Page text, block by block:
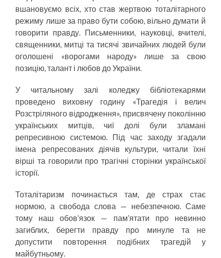
вшановуємо всіх, хто став жертвою тоталітарного
режиму лише за право бути собою, вільно думати й
говорити правду. Письменники, науковці, вчителі,
священники, митці та тисячі звичайних людей були
оголошені «ворогами народу» лише за свою
позицію, талант і любов до України.
У читальному залі коледжу бібліотекарями
проведено виховну годину «Трагедія і велич
Розстріляного відродження», присвячену поколінню
українських митців, чиї долі були зламані
репресивною системою. Під час заходу згадали
імена репресованих діячів культури, читали їхні
вірші та говорили про трагічні сторінки української
історії.
Тоталітаризм починається там, де страх стає
нормою, а свобода слова — небезпечною. Саме
тому наш обов’язок — пам’ятати про невинно
загиблих, берегти правду про минуле та не
допустити повторення подібних трагедій у
майбутньому.